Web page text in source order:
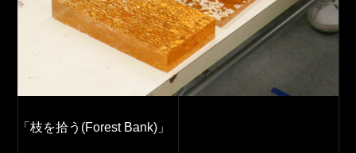
「枝を拾う(Forest Bank)」